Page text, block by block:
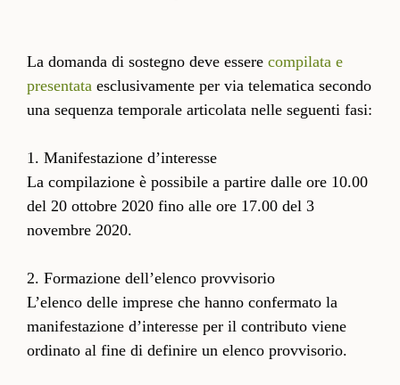
La domanda di sostegno deve essere compilata e
presentata esclusivamente per via telematica secondo
una sequenza temporale articolata nelle seguenti fasi:
1. Manifestazione d’interesse
La compilazione è possibile a partire dalle ore 10.00
del 20 ottobre 2020 fino alle ore 17.00 del 3
novembre 2020.
2. Formazione dell’elenco provvisorio
L’elenco delle imprese che hanno confermato la
manifestazione d’interesse per il contributo viene
ordinato al fine di definire un elenco provvisorio.